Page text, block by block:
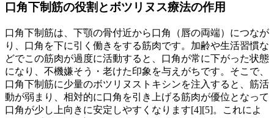
口角下制筋の役割とボツリヌス療法の作用
口角下制筋は、下顎の骨付近から口角（唇の両端）につなが
り、口角を下に引く働きをする筋肉です。加齢や生活習慣な
どでこの筋肉が過度に活動すると、口角が常に下がった状態
になり、不機嫌そう・老けた印象を与えがちです。そこで、
口角下制筋に少量のボツリヌストキシンを注入すると、筋活
動が弱まり、相対的に口角を引き上げる筋肉が優位となって
口角が少し上向きに安定しやすくなります[4][5]。これによ